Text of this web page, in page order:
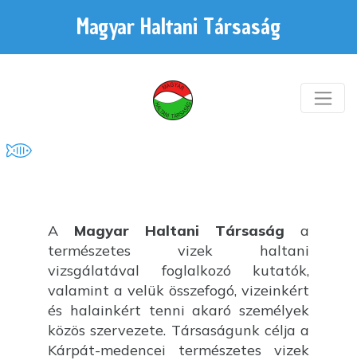
Magyar Haltani Társaság
A Magyar Haltani Társaság a
természetes vizek haltani
vizsgálatával foglalkozó kutatók,
valamint a velük összefogó, vizeinkért
és halainkért tenni akaró személyek
közös szervezete. Társaságunk célja a
Kárpát-medencei természetes vizek